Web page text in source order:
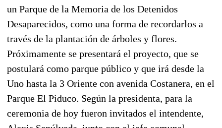
un Parque de la Memoria de los Detenidos
Desaparecidos, como una forma de recordarlos a
través de la plantación de árboles y flores.
Próximamente se presentará el proyecto, que se
postulará como parque público y que irá desde la
Uno hasta la 3 Oriente con avenida Costanera, en el
Parque El Piduco. Según la presidenta, para la
ceremonia de hoy fueron invitados el intendente,